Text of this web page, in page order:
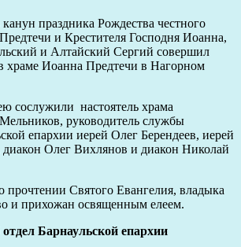
праздника Рождества честного
и Крестителя Господня Иоанна,
и Алтайский Сергий совершил
храме Иоанна Предтечи в Нагорном
сослужили настоятель храма
руководитель службы
епархии иерей Олег Берендеев, иерей
Олег Вихлянов и диакон Николай
прочтении Святого Евангелия, владыка
и прихожан освященным елеем.
Барнаульской епархии